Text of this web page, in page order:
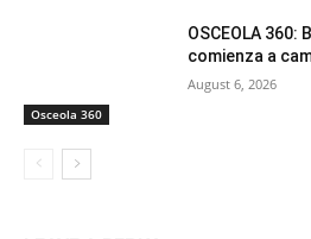
Osceola 360
OSCEOLA 360:
comienza a
August 6, 2026